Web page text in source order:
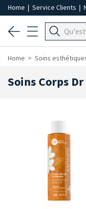
Home | Service Clients |
Home Soins
Soins Corps